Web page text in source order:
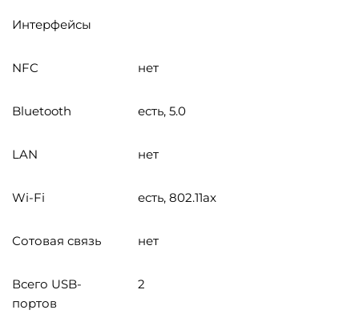
Интерфейсы
NFC нет
Bluetooth есть, 5.0
LAN нет
Wi-Fi есть, 802.11ax
Сотовая связь нет
Всего USB-
портов
2